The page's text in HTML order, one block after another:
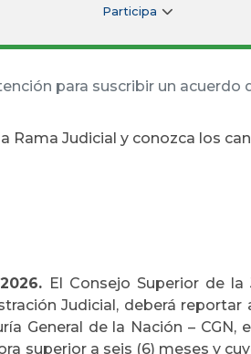
Participa
para suscribir un acuerdo
Rama Judicial y conozca los
El Consejo Superior de
Judicial, deberá reportar
General de la Nación – CGN,
superior a seis (6) meses y